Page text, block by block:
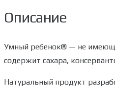
Описание
Умный ребенок® — не
содержит сахара,
Натуральный продукт